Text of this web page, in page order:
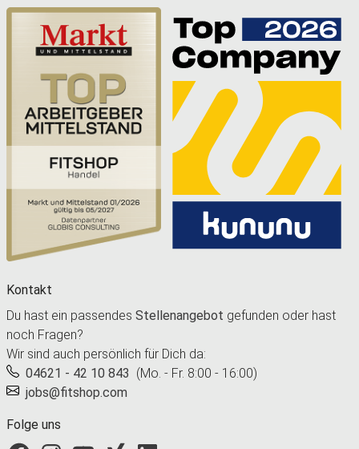
Kontakt
Du hast ein passendes Stellenangebot gefunden oder hast
noch Fragen?
Wir sind auch persönlich für Dich da:
04621 - 42 10 843 (Mo. - Fr. 8:00 - 16:00)
jobs@fitshop.com
Folge uns
Fitshop bei YouTube